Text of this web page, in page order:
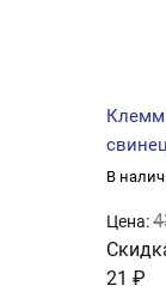
В
Цена:
21 ₽